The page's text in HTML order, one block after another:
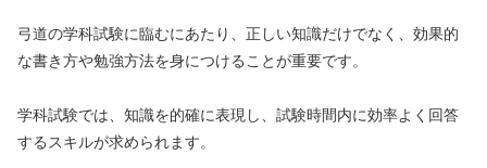
弓道の学科試験に臨むにあたり、正しい知識だけでなく、効果的
な書き方や勉強方法を身につけることが重要です。
学科試験では、知識を的確に表現し、試験時間内に効率よく回答
するスキルが求められます。